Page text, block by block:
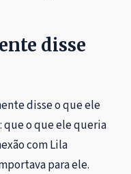
disse
disse o que ele
o que ele queria
com Lila
para ele.